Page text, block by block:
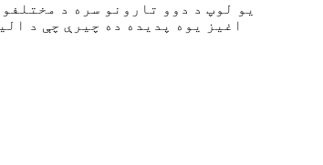
یو لوپ د دوو تارونو سره د
اغیز یوه پدیده ده چیرې چې د